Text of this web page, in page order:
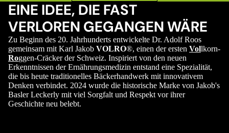
EINE IDEE, DIE FAST
VERLOREN GEGANGEN WÄRE
Zu Beginn des 20. Jahrhunderts entwickelte Dr. Adolf Roos
gemeinsam mit Karl Jakob VOLRO®, einen der ersten Vollkorn-
Roggen-Cräcker der Schweiz. Inspiriert von den neuen
Erkenntnissen der Ernährungsmedizin entstand eine Spezialität,
die bis heute traditionelles Bäckerhandwerk mit innovativem
Denken verbindet. 2024 wurde die historische Marke von Jakob's
Basler Leckerly mit viel Sorgfalt und Respekt vor ihrer
Geschichte neu belebt.